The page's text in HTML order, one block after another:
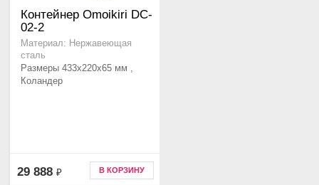
Контейнер Omoikiri DC-
02-2
Материал: Нержавеющая
сталь
Размеры 433x220x65 мм ,
Коландер
29 888 ₽ В КОРЗИНУ